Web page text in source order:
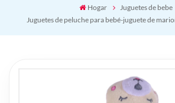
Hogar
Juguetes de bebe
Juguetes de peluche para bebé-juguete de